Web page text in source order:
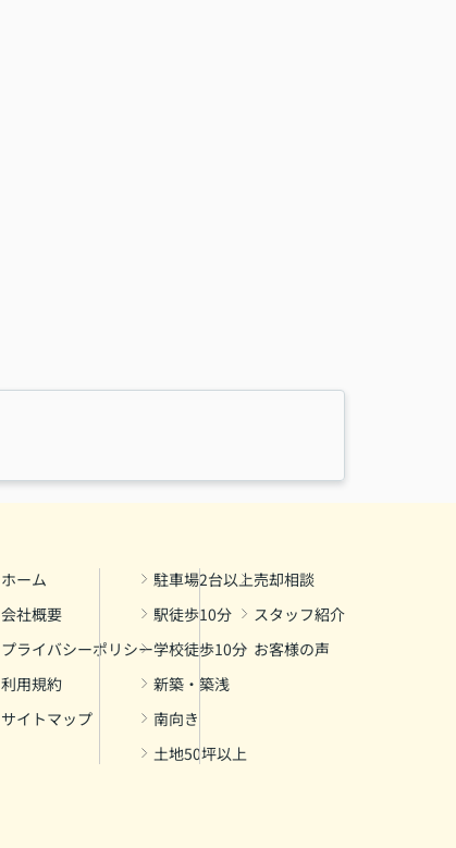
ホーム
会社概要
プライバシーポリシー
利用規約
サイトマップ
駐車場2台以上
駅徒歩10分
学校徒歩10分
新築・築浅
南向き
土地50坪以上
売却相談
スタッフ紹介
お客様の声